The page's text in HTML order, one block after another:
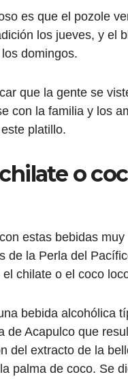
es que el pozole
los jueves, y el
domingos.
que la gente se
con la familia y los
platillo.
o
estas bebidas muy
de la Perla del
chilate o el coco
bebida alcohólica
de Acapulco que
del extracto de la
palma de coco. Se